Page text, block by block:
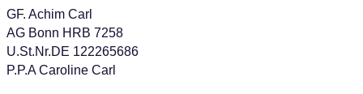
GF. Achim Carl
AG Bonn HRB 7258
U.St.Nr.DE 122265686
P.P.A Caroline Carl